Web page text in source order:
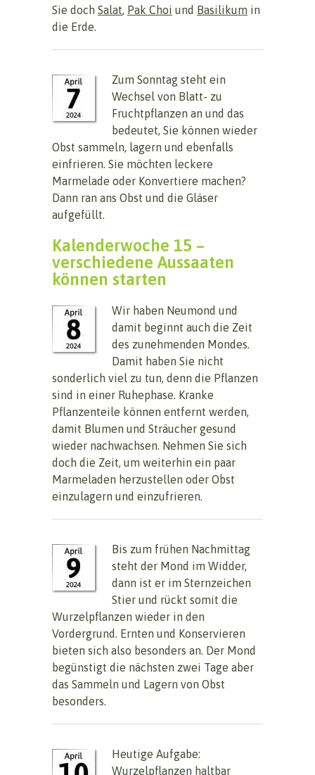
Sie doch Salat, Pak Choi und Basilikum in
die Erde.
Zum Sonntag steht ein
Wechsel von Blatt- zu
Fruchtpflanzen an und das
bedeutet, Sie können wieder
Obst sammeln, lagern und ebenfalls
einfrieren. Sie möchten leckere
Marmelade oder Konvertiere machen?
Dann ran ans Obst und die Gläser
aufgefüllt.
Kalenderwoche 15 –
verschiedene Aussaaten
können starten
Wir haben Neumond und
damit beginnt auch die Zeit
des zunehmenden Mondes.
Damit haben Sie nicht
sonderlich viel zu tun, denn die Pflanzen
sind in einer Ruhephase. Kranke
Pflanzenteile können entfernt werden,
damit Blumen und Sträucher gesund
wieder nachwachsen. Nehmen Sie sich
doch die Zeit, um weiterhin ein paar
Marmeladen herzustellen oder Obst
einzulagern und einzufrieren.
Bis zum frühen Nachmittag
steht der Mond im Widder,
dann ist er im Sternzeichen
Stier und rückt somit die
Wurzelpflanzen wieder in den
Vordergrund. Ernten und Konservieren
bieten sich also besonders an. Der Mond
begünstigt die nächsten zwei Tage aber
das Sammeln und Lagern von Obst
besonders.
Heutige Aufgabe:
Wurzelpflanzen haltbar